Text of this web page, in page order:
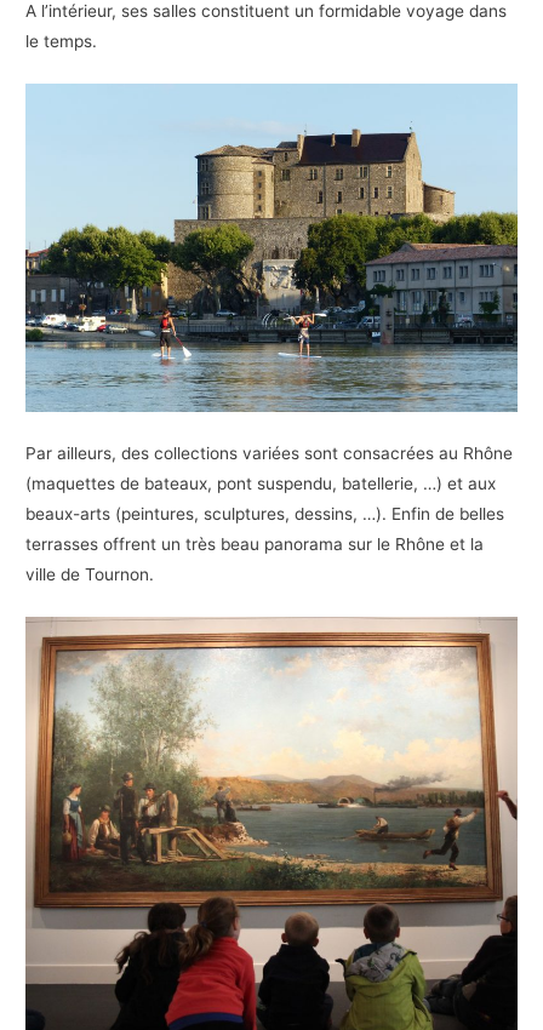
A l’intérieur, ses salles constituent un formidable voyage dans
le temps.
Par ailleurs, des collections variées sont consacrées au Rhône
(maquettes de bateaux, pont suspendu, batellerie, …) et aux
beaux-arts (peintures, sculptures, dessins, …). Enfin de belles
terrasses offrent un très beau panorama sur le Rhône et la
ville de Tournon.